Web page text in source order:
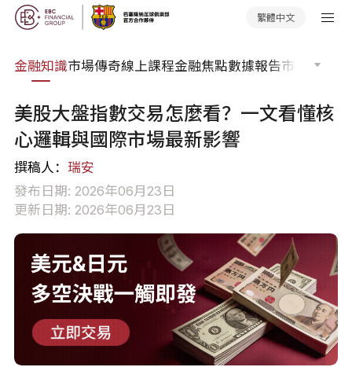
繁體中文
金融知識市場傳奇線上課程金融焦點數據報告市場分析
美股大盤指數交易怎麼看？一文看懂核
心邏輯與國際市場最新影響
撰稿人： 瑞安
發布日期: 2026年06月23日
更新日期: 2026年06月23日